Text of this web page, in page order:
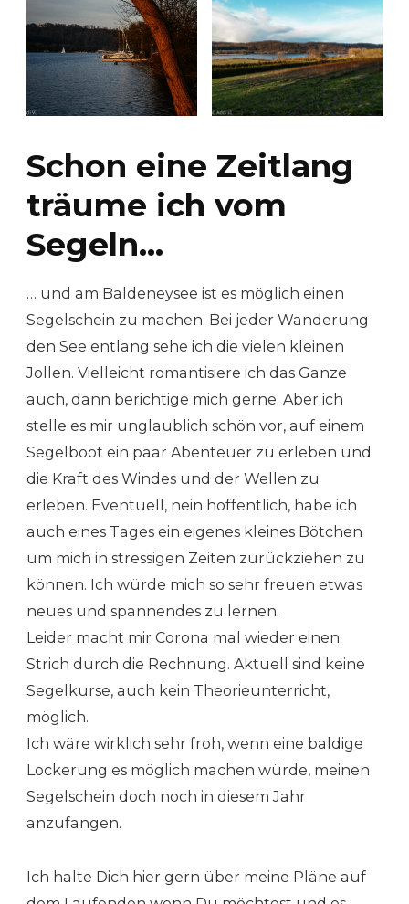
Schon eine Zeitlang
träume ich vom
Segeln…
… und am Baldeneysee ist es möglich einen
Segelschein zu machen. Bei jeder Wanderung
den See entlang sehe ich die vielen kleinen
Jollen. Vielleicht romantisiere ich das Ganze
auch, dann berichtige mich gerne. Aber ich
stelle es mir unglaublich schön vor, auf einem
Segelboot ein paar Abenteuer zu erleben und
die Kraft des Windes und der Wellen zu
erleben. Eventuell, nein hoffentlich, habe ich
auch eines Tages ein eigenes kleines Bötchen
um mich in stressigen Zeiten zurückziehen zu
können. Ich würde mich so sehr freuen etwas
neues und spannendes zu lernen.
Leider macht mir Corona mal wieder einen
Strich durch die Rechnung. Aktuell sind keine
Segelkurse, auch kein Theorieunterricht,
möglich.
Ich wäre wirklich sehr froh, wenn eine baldige
Lockerung es möglich machen würde, meinen
Segelschein doch noch in diesem Jahr
anzufangen.
Ich halte Dich hier gern über meine Pläne auf